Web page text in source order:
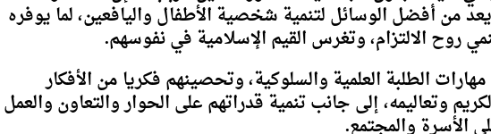
من أفضل الوسائل لتنمية شخصية الأطفال واليافعين، لما يوفره
روح الالتزام، وتغرس القيم الإسلامية في نفوسهم.
الطلبة العلمية والسلوكية، وتحصينهم فكريا من الأفكار
وتعاليمه، إلى جانب تنمية قدراتهم على الحوار والتعاون والعمل
الأسرة والمجتمع.